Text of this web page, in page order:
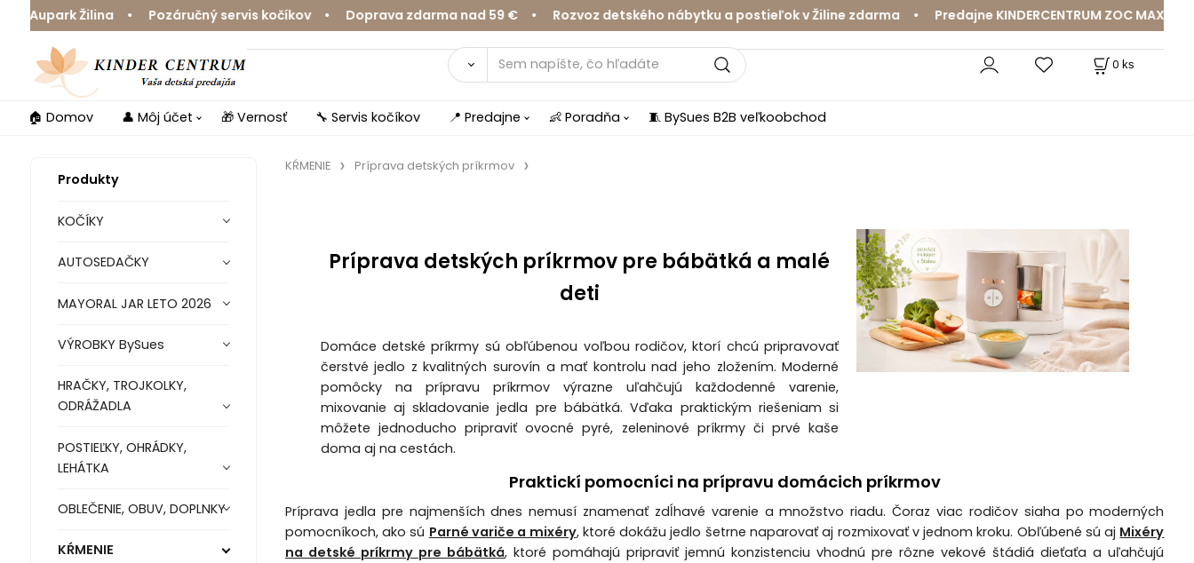
Žilina • Pozáručný servis kočíkov • Doprava zdarma nad 59 € • Rozvoz detského nábytku a postieľok v Žiline zdarma • Predajne KINDERCENTRUM ZOC MAX a
0 ks
🏠 Domov 👤 Môj účet 🎁 Vernosť 🔧 Servis kočíkov 📍 Predajne 👶 Poradňa 🧵 BySues B2B veľkoobchod
Produkty
KOČÍKY
AUTOSEDAČKY
MAYORAL JAR LETO 2026
VÝROBKY BySues
HRAČKY, TROJKOLKY,
ODRÁŽADLA
POSTIEĽKY, OHRÁDKY,
LEHÁTKA
OBLEČENIE, OBUV, DOPLNKY
KŔMENIE
KŔMENIE Príprava detských príkrmov
Príprava detských príkrmov pre bábätká a malé
deti
Domáce detské príkrmy sú obľúbenou voľbou rodičov, ktorí chcú pripravovať
čerstvé jedlo z kvalitných surovín a mať kontrolu nad jeho zložením. Moderné
pomôcky na prípravu príkrmov výrazne uľahčujú každodenné varenie,
mixovanie aj skladovanie jedla pre bábätká. Vďaka praktickým riešeniam si
môžete jednoducho pripraviť ovocné pyré, zeleninové príkrmy či prvé kaše
doma aj na cestách.
Praktickí pomocníci na prípravu domácich príkrmov
Príprava jedla pre najmenších dnes nemusí znamenať zdĺhavé varenie a množstvo riadu. Čoraz viac rodičov siaha po moderných
pomocníkoch, ako sú Parné variče a mixéry, ktoré dokážu jedlo šetrne naparovať aj rozmixovať v jednom kroku. Obľúbené sú aj Mixéry
na detské príkrmy pre bábätká, ktoré pomáhajú pripraviť jemnú konzistenciu vhodnú pre rôzne vekové štádiá dieťaťa a uľahčujú